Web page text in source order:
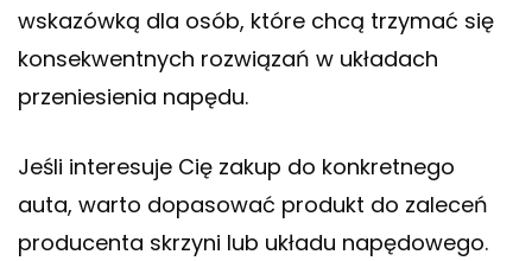
wskazówką dla osób, które chcą trzymać się
konsekwentnych rozwiązań w układach
przeniesienia napędu.
Jeśli interesuje Cię zakup do konkretnego
auta, warto dopasować produkt do zaleceń
producenta skrzyni lub układu napędowego.